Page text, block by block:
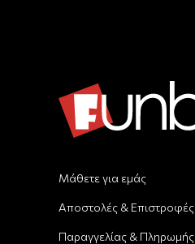
Μάθετε για εμάς
Αποστολές & Επιστροφές
Παραγγελίας & Πληρωμής